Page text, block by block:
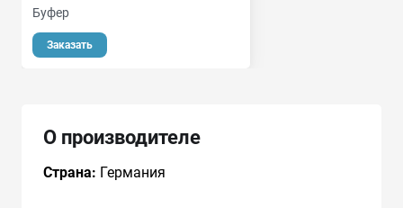
Буфер
Заказать
О производителе
Страна: Германия